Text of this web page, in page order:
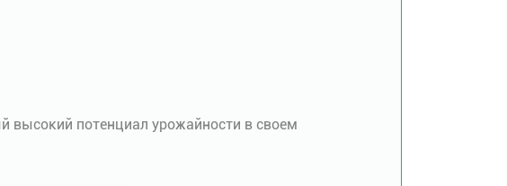
высокий потенциал урожайности в своем